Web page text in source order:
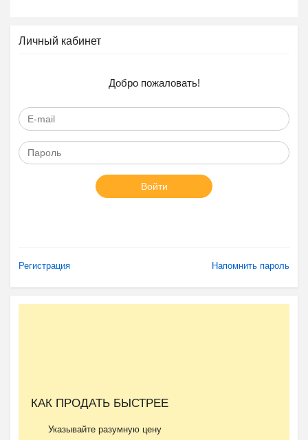
Личный кабинет
Добро пожаловать!
Войти
Регистрация Напомнить пароль
КАК ПРОДАТЬ БЫСТРЕЕ
Указывайте разумную цену